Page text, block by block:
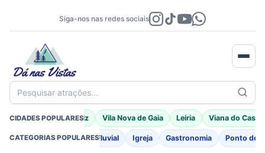
Siga-nos nas redes sociais
Pesquisar atrações...
CIDADES POPULARES
Braga Porto Moniz Vila Nova de Gaia Leiria Viana do
CATEGORIAS POPULARES
Fortificações Praia Fluvial Igreja Gastronomia Ponto de